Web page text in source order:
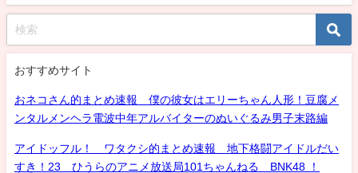
おすすめサイト
おネコさん的まとめ速報 僕の彼女はエリーちゃん人形！豆腐メ
ンタルメンヘラ電波中年アルバイターのぬいぐるみ男子末路編
アイドッフル！ ワタクシ的まとめ速報 地下格闘アイドルだい
すき！23 ひうらのアニメ放送局101ちゃんねる BNK48 ！